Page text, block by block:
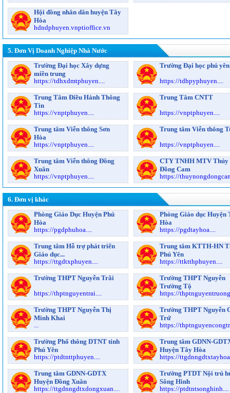
Hội đồng nhân dân huyện Tây
Hòa
hdndphuyen.vnptioffice.vn
5. Đơn Vị Doanh Nghiệp Nhà Nước
Trường Đại học Xây dựng
miền trung
https://tdhxdmtphuyen....
Trường Đại học phú yên
https://tdhpyphuyen....
Trung Tâm Điều Hành Thông
Tin
https://vnptphuyen....
Trung Tâm CNTT
https://vnptphuyen....
Trung tâm Viễn thông Sơn
Hòa
https://vnptphuyen....
Trung tâm Viễn thông
https://vnptphuyen....
Trung tâm Viễn thông Đồng
Xuân
https://vnptphuyen....
CTY TNHH MTV Thủy
Đồng Cam
https://
6. Đơn vị khác
Phòng Giáo Dục Huyện Phú
Hòa
https://pgdphuhoa....
Phòng Giáo dục Huyện
Hòa
https://pgdtayhoa....
Trung tâm Hỗ trợ phát triển
Giáo dục...
https://ttgdtxphuyen....
Trung tâm KTTH-HN
Phú Yên
https://ttktthphuyen....
Trường THPT Nguyễn Trãi
https://thptnguyentrai....
Trường THPT Nguyễn
Trường Tộ
https://
Trường THPT Nguyễn Thị
Minh Khai
...
Trường THPT Nguyễn
Trứ
https://
Trường Phổ thông DTNT tỉnh
Phú Yên
https://ptdtnttphuyen....
Trung tâm GDNN-
Huyện Tây Hòa
https://
Trung tâm GDNN-GDTX
Huyện Đồng Xuân
https://ttgdnngdtxdongxuan....
Trường PTDT Nội trú
Sông Hinh
https://ptdtntsonghinh....